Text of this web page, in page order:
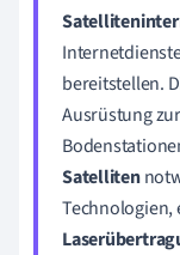
bereitstellen.
Ausrüstung
Satelliten
Technologien,